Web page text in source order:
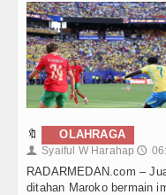
🔖 OLAHRAGA
👤 Syaiful W Harahap 🕔
RADARMEDAN.com –
ditahan Maroko bermain